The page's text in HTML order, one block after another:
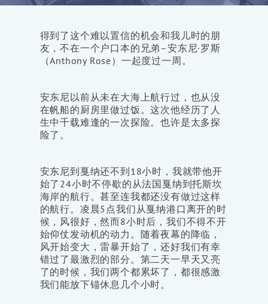
得到了这个难以置信的机会和我儿时的朋
友，不在一个户口本的兄弟–安东尼·罗斯
（Anthony Rose）一起度过一周。
安东尼以前从未在大海上航行过，也从没
在帆船的厨房里做过饭。这次他经历了人
生中千载难逢的一次探险。也许是太多探
险了。
安东尼到戛纳还不到18小时，我就带他开
始了24小时不停歇的从法国戛纳到托斯坎
海岸的航行。甚至连我都还没有做过这样
的航行。凌晨5点我们从戛纳港口离开的时
候，风很好，然而8小时后，我们不得不开
始仰仗发动机的动力。随着夜幕的降临，
风开始变大，雷暴开始了，还好我们有幸
错过了最激烈的部分。第二天一早天又亮
了的时候，我们两个都累坏了，都很感激
我们能放下锚休息几个小时。